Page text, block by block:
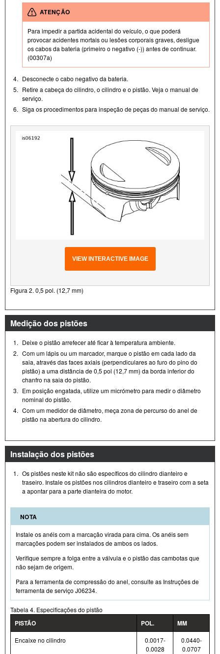
ATENÇÃO
Para impedir a partida acidental do veículo, o que poderá
provocar acidentes mortais ou lesões corporais graves, desligue
os cabos da bateria (primeiro o negativo (-)) antes de continuar.
(00307a)
4. Desconecte o cabo negativo da bateria.
5. Retire a cabeça do cilindro, o cilindro e o pistão. Veja o manual de
serviço.
6. Siga os procedimentos para inspeção de peças do manual de serviço.
VIEW INTERACTIVE IMAGE
Figura 2. 0,5 pol. (12,7 mm)
Medição dos pistões
1. Deixe o pistão arrefecer até ficar à temperatura ambiente.
2. Com um lápis ou um marcador, marque o pistão em cada lado da
saia, através das faces axiais (perpendiculares ao furo do pino do
pistão) a uma distância de 0,5 pol (12,7 mm) da borda inferior do
chanfro na saia do pistão.
3. Em posição engatada, utilize um micrómetro para medir o diâmetro
nominal do pistão.
4. Com um medidor de diâmetro, meça zona de percurso do anel de
pistão na abertura do cilindro.
Instalação dos pistões
1. Os pistões neste kit não são específicos do cilindro dianteiro e
traseiro. Instale os pistões nos cilindros dianteiro e traseiro com a seta
a apontar para a parte dianteira do motor.
NOTA
Instale os anéis com a marcação virada para cima. Os anéis sem
marcações podem ser instalados de ambos os lados.
Verifique sempre a folga entre a válvula e o pistão das cambotas que
não sejam de origem.
Para a ferramenta de compressão do anel, consulte as Instruções de
ferramenta de serviço J06234.
Tabela 4. Especificações do pistão
PISTÃO POL. MM
Encaixe no cilindro
0.0017-
0.0028
0.0440-
0.0707